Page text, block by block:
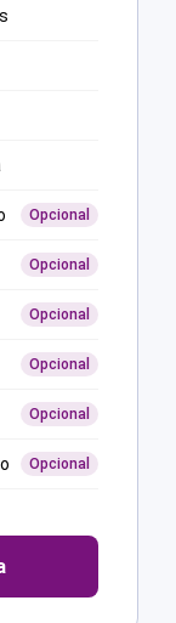
Opcional
Opcional
Opcional
Opcional
Opcional
Opcional